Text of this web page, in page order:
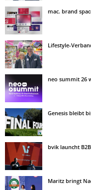
mac. brand
Lifestyle-
neo summit 26
Genesis bleibt
bvik launcht
Maritz bringt